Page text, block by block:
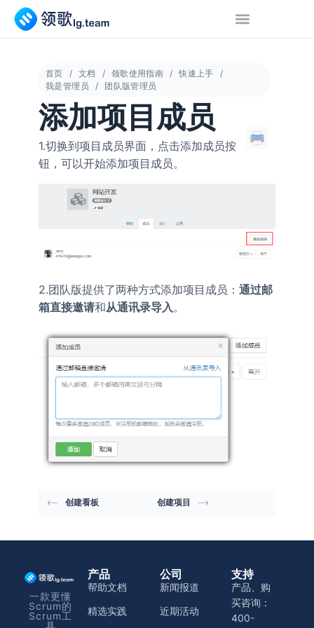
首页 文档 领歌使用指南
快速上手
我是管理员
团队版管理员
添加项目成员
1.切换到项目成员界面，点击添加成员按
钮，可以开始添加项目成员。
2.团队版提供了两种方式添加项目成员： 通过邮
箱直接邀请和从通讯录导入。
创建看板 创建项目
一款更懂
Scrum的
Scrum工
具
产品
帮助文档
精选实践
公司
新闻报道
近期活动
支持
产品、购
买咨询：
400-